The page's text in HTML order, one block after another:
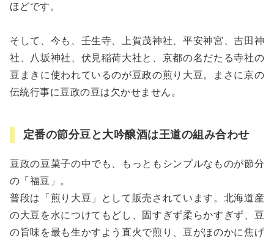
ほどです。
そして、今も、壬生寺、上賀茂神社、平安神宮、吉田神
社、八坂神社、伏見稲荷大社と、京都の名だたる寺社の
豆まきに使われているのが豆政の煎り大豆。まさに京の
伝統行事に豆政の豆は欠かせません。
定番の節分豆と大吟醸酒は王道の組み合わせ
豆政の豆菓子の中でも、もっともシンプルなものが節分
の「福豆」。
普段は「煎り大豆」として販売されています。北海道産
の大豆を水につけてもどし、固すぎず柔らかすぎず、豆
の旨味を最も生かすよう直火で煎り、豆がほのかに焦げ